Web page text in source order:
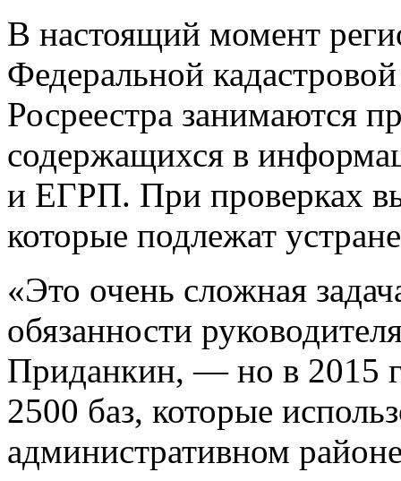
В настоящий момент
Федеральной
Росреестра занимаются
содержащихся в
и ЕГРП. При проверках
которые подлежат
«Это очень сложная
обязанности
Приданкин, — но в 2015
2500 баз, которые
административном